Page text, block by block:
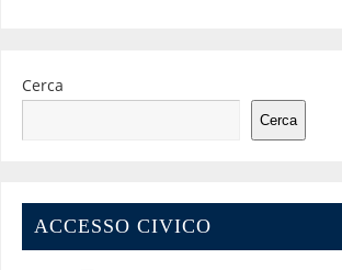
Cerca
Cerca
ACCESSO CIVICO